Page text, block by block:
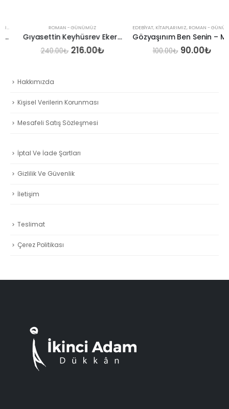
ROMAN - GÜNÜMÜZ
Gıyasettin Keyhüsrev Eker – Genleri Kontrol Edilenler
240.00₺Orijinal
216.00₺Şu
andaki
EDEBIYAT,KITAPLARIMIZ,ROMAN - GÜNÜMÜZ
Gözyaşınım Ben Senin – Melahat Cansızlar
100.00₺Orijinal
90.00₺Şu
andaki
Hakkımızda
Kişisel Verilerin Korunması
Mesafeli Satış Sözleşmesi
İptal Ve İade Şartları
Gizlilik Ve Güvenlik
İletişim
Teslimat
Çerez Politikası